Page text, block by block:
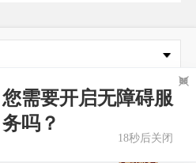
您需要开启无障碍服
务吗？
17秒后关闭
